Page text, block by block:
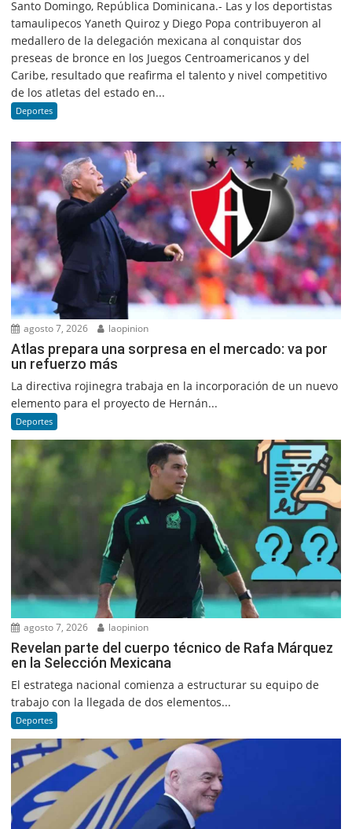
Santo Domingo, República Dominicana.- Las y los deportistas
tamaulipecos Yaneth Quiroz y Diego Popa contribuyeron al
medallero de la delegación mexicana al conquistar dos
preseas de bronce en los Juegos Centroamericanos y del
Caribe, resultado que reafirma el talento y nivel competitivo
de los atletas del estado en...
Deportes
agosto 7, 2026 laopinion
Atlas prepara una sorpresa en el mercado: va por
un refuerzo más
La directiva rojinegra trabaja en la incorporación de un nuevo
elemento para el proyecto de Hernán...
Deportes
agosto 7, 2026 laopinion
Revelan parte del cuerpo técnico de Rafa Márquez
en la Selección Mexicana
El estratega nacional comienza a estructurar su equipo de
trabajo con la llegada de dos elementos...
Deportes